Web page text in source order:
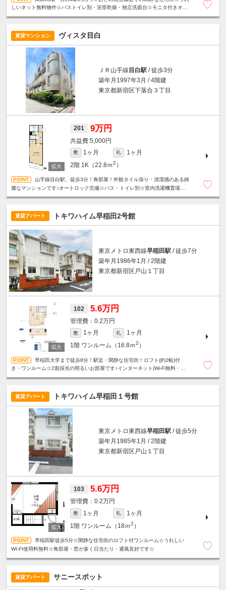
しいネット無料物件☆バストイレ別・浴室乾燥・独立洗面台☆モニタ付きオー
賃貸マンション ヴィスタ目白
ＪＲ山手線 目白駅 / 徒歩3分
築年月1997年3月 / 4階建
東京都新宿区下落合３丁目
201 9万円
5,000円
敷 1ヶ月 礼
1ヶ月
2階 1K（22.8ｍ2 ）
山手線目白駅、徒歩3分！角部屋！外観タイル張り・清潔感のある綺
麗なマンションです♪オートロック完備☆バス・トイレ別☆室内洗濯機置場☆フ
賃貸アパート トキワハイム早稲田2号館
東京メトロ東西線早稲田駅 / 徒歩7分
築年月1986年1月 / 2階建
東京都新宿区戸山１丁目
102 5.6万円
0.2万円
敷 1ヶ月 礼
1ヶ月
1階 ワンルーム（16.8ｍ2 ）
早稲田大学まで徒歩8分！駅近・閑静な住宅街！ロフト(約2帖)付
き・ワンルーム☆2面採光の明るいお部屋です♪インターネット(Wi-Fi無料・
賃貸アパート トキワハイム早稲田１号館
東京メトロ東西線早稲田駅 / 徒歩5分
築年月1985年1月 / 2階建
東京都新宿区戸山１丁目
103 5.6万円
0.2万円
敷 1ヶ月 礼
1ヶ月
1階 ワンルーム（18ｍ2 ）
早稲田駅徒歩5分☆閑静な住宅街のロフト付ワンルーム☆うれしい
WI-FI使用料無料☆角部屋・窓が多く日当たり・通風良好です☆
賃貸アパート サニースポット